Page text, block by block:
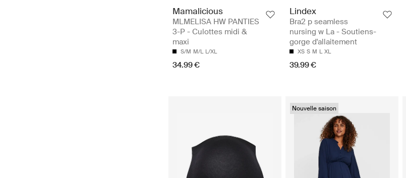
Mamalicious
MLMELISA HW PANTIES
3-P - Culottes midi &
maxi
S/M M/L L/XL
34.99 €
Lindex
Bra2 p seamless
nursing w La - Soutiens-
gorge d'allaitement
XS S M L XL
39.99 €
Nouvelle saison